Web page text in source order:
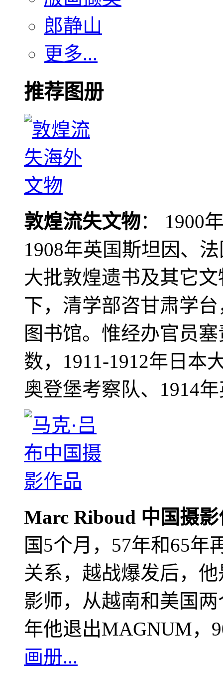
郎静山
更多...
推荐图册
敦煌流失文物： 1900
1908年英国斯坦因、
大批敦煌遗书及其它
下，清学部咨甘肃学
图书馆。惟经办官员
数，1911-1912年日本
奥登堡考察队、1914
Marc Riboud 中国摄
国5个月，57年和65年
关系，越战爆发后，
影师，从越南和美国
年他退出MAGNUM，
画册...